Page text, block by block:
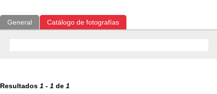
General Catálogo de fotografías
Resultados 1 - 1 de 1